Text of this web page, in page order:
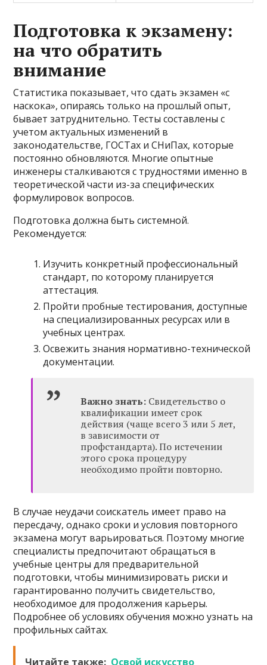
Подготовка к экзамену:
на что обратить
внимание
Статистика показывает, что сдать экзамен «с
наскока», опираясь только на прошлый опыт,
бывает затруднительно. Тесты составлены с
учетом актуальных изменений в
законодательстве, ГОСТах и СНиПах, которые
постоянно обновляются. Многие опытные
инженеры сталкиваются с трудностями именно в
теоретической части из-за специфических
формулировок вопросов.
Подготовка должна быть системной.
Рекомендуется:
Изучить конкретный профессиональный
стандарт, по которому планируется
аттестация.
Пройти пробные тестирования, доступные
на специализированных ресурсах или в
учебных центрах.
Освежить знания нормативно-технической
документации.
Важно знать: Свидетельство о
квалификации имеет срок
действия (чаще всего 3 или 5 лет,
в зависимости от
профстандарта). По истечении
этого срока процедуру
необходимо пройти повторно.
В случае неудачи соискатель имеет право на
пересдачу, однако сроки и условия повторного
экзамена могут варьироваться. Поэтому многие
специалисты предпочитают обращаться в
учебные центры для предварительной
подготовки, чтобы минимизировать риски и
гарантированно получить свидетельство,
необходимое для продолжения карьеры.
Подробнее об условиях обучения можно узнать на
профильных сайтах.
Читайте также: Освой искусство